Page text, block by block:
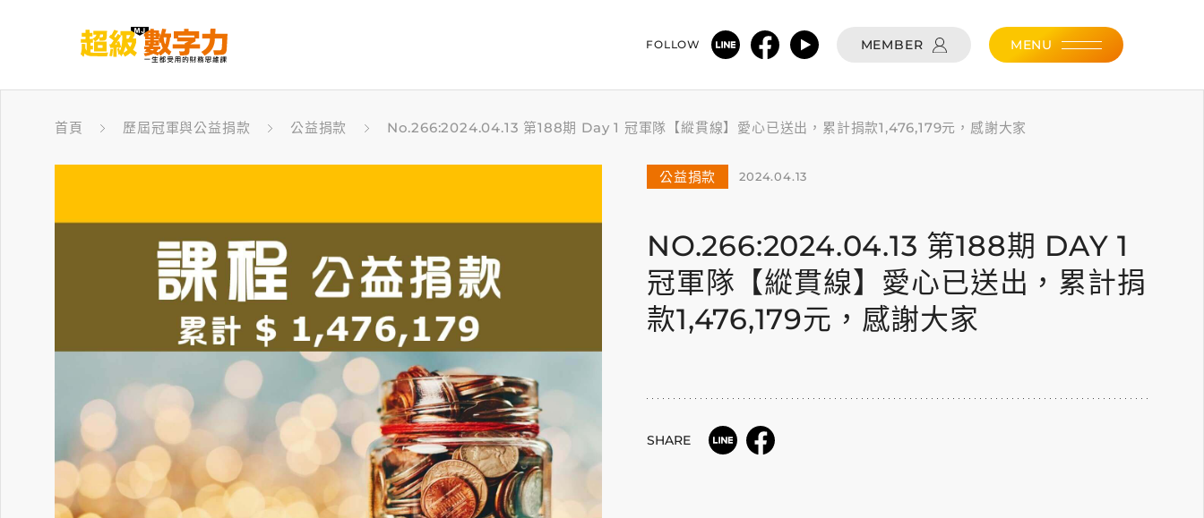
FOLLOW MEMBER MENU
首頁 歷屆冠軍與公益捐款 公益捐款 No.266:2024.04.13 第188期 Day 1 冠軍隊【縱貫線】愛心已送出，累計捐款1,476,179元，感謝大家
公益捐款 2024.04.13
NO.266:2024.04.13 第188期 DAY 1
冠軍隊【縱貫線】愛心已送出，累計捐
款1,476,179元，感謝大家
SHARE